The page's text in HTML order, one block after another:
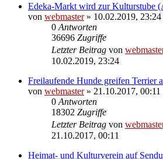
Edeka-Markt wird zur Kulturstube
von webmaster» 10.02.2019, 23:24
0 Antworten
36696 Zugriffe
Letzter Beitrag von
10.02.2019, 23:24
Freilaufende Hunde greifen Terrier
von webmaster» 21.10.2017, 00:11
0 Antworten
18302 Zugriffe
Letzter Beitrag von
21.10.2017, 00:11
Heimat- und Kulturverein auf